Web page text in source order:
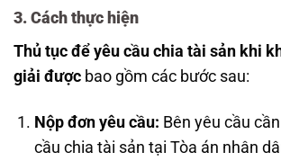
3. Cách thực hiện
Thủ tục để yêu cầu chia tài sản khi
giải được bao gồm các bước sau:
Nộp đơn yêu cầu: Bên yêu cầu
cầu chia tài sản tại Tòa án nhân